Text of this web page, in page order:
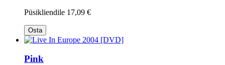
Püsikliendile 17,09 €
Osta
Pink